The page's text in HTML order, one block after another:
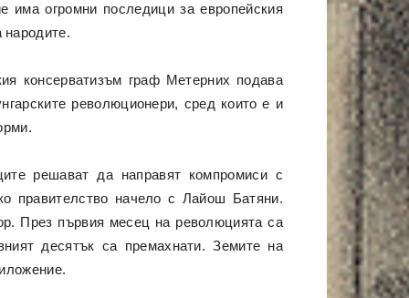
огромни последици за европейския
народите.
консерватизъм граф Метерних подава
революционери, сред които е и
решават да направят компромиси с
правителство начело с Лайош Батяни.
През първия месец на революцията са
десятък са премахнати. Земите на